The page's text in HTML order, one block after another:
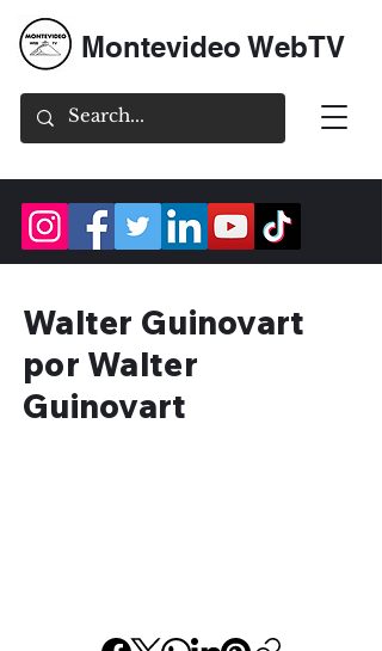
Montevideo WebTV
Walter Guinovart
por Walter
Guinovart